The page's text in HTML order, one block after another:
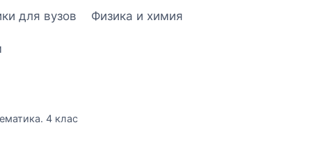
для вузов Физика и химия
4 клас